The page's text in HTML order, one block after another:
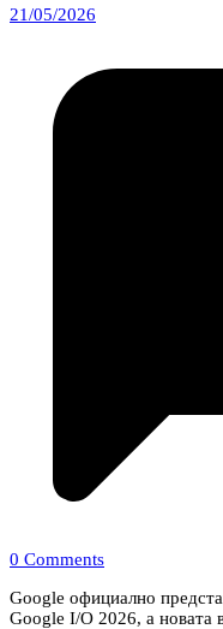
21/05/2026
0 Comments
Google официално
Google I/O 2026, а новата